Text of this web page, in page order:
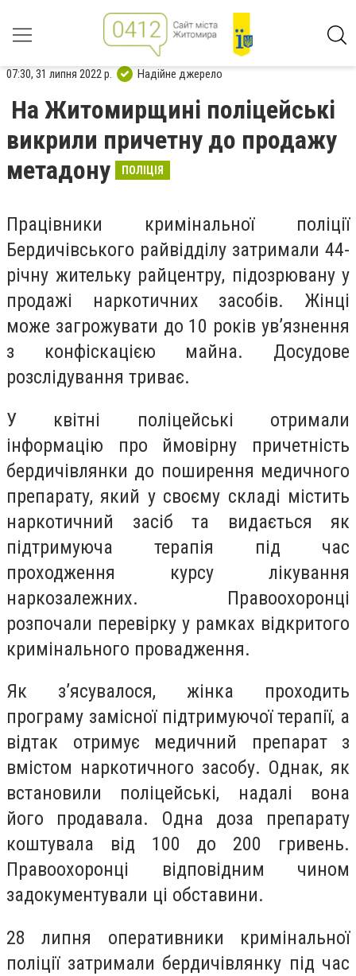
07:30, 31 липня 2022 р. Надійне джерело
На Житомирщині поліцейські
викрили причетну до продажу
метадону
ПОЛІЦІЯ
Працівники кримінальної поліції
Бердичівського райвідділу затримали 44-
річну жительку райцентру, підозрювану у
продажі наркотичних засобів. Жінці
може загрожувати до 10 років ув’язнення
з конфіскацією майна. Досудове
розслідування триває.
У квітні поліцейські отримали
інформацію про ймовірну причетність
бердичівлянки до поширення медичного
препарату, який у своєму складі містить
наркотичний засіб та видається як
підтримуюча терапія під час
проходження курсу лікування
наркозалежних. Правоохоронці
розпочали перевірку у рамках відкритого
кримінального провадження.
Як з’ясувалося, жінка проходить
програму замісної підтримуючої терапії, а
відтак отримує медичний препарат з
вмістом наркотичного засобу. Однак, як
встановили поліцейські, надалі вона
його продавала. Одна доза препарату
коштувала від 100 до 200 гривень.
Правоохоронці відповідним чином
задокументували ці обставини.
28 липня оперативники кримінальної
поліції затримали бердичівлянку під час